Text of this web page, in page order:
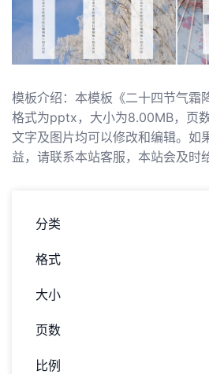
模板介绍：本模板《二十四节气霜
格式为pptx，大小为8.00MB，页
文字及图片均可以修改和编辑。如
益，请联系本站客服，本站会及时
分类
格式
大小
页数
比例